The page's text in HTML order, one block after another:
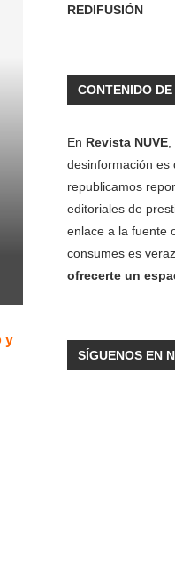
y
REDIFUSIÓN
CONTENIDO
En Revista NUVE,
desinformación es
republicamos
editoriales de
enlace a la fuente
consumes es
ofrecerte un
SÍGUENOS EN